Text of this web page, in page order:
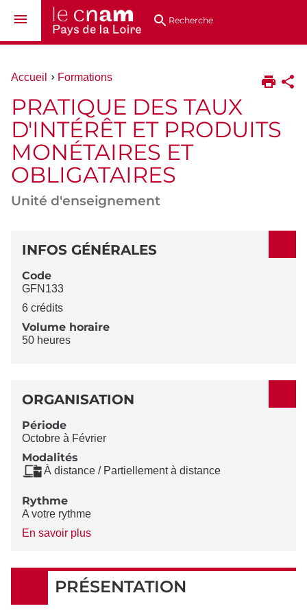
au
directsRecherche
Vous
ici :
Accueil Formations
PRATIQUE DES TAUX
D'INTÉRÊT ET PRODUITS
MONÉTAIRES ET
OBLIGATAIRES
Unité d'enseignement
DÉTAILS
INFOS GÉNÉRALES
Code
GFN133
6 crédits
Volume horaire
50 heures
ORGANISATION
Période
Octobre à Février
Modalités
À distance / Partiellement à distance
Rythme
A votre rythme
En savoir plusà
Rythme
PRÉSENTATION